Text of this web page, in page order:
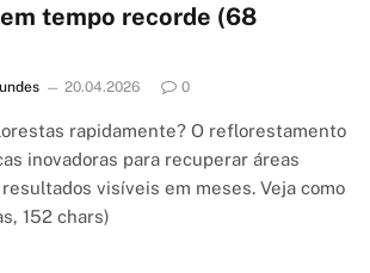
tempo recorde (68
20.04.2026 0
rapidamente? O reflorestamento
inovadoras para recuperar áreas
visíveis em meses. Veja como
152 chars)